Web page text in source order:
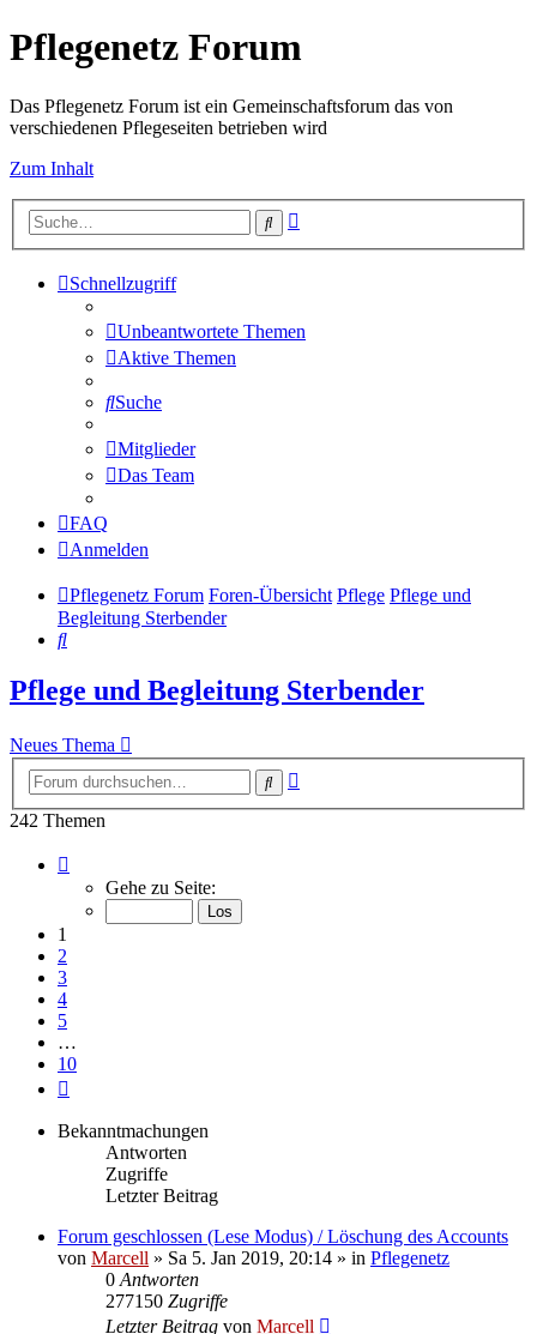
Pflegenetz Forum
Das Pflegenetz Forum ist ein Gemeinschaftsforum das von
verschiedenen Pflegeseiten betrieben wird
Zum Inhalt
Suche
Schnellzugriff
Unbeantwortete Themen
Aktive Themen
Suche
Mitglieder
Das Team
FAQ
Anmelden
Pflegenetz Forum Foren-Übersicht Pflege Pflege und
Begleitung Sterbender
Suche
Pflege und Begleitung Sterbender
Neues Thema
Suche
242 Themen
von
Gehe zu Seite:
1
2
3
4
5
…
10
Bekanntmachungen
Antworten
Zugriffe
Letzter Beitrag
Forum geschlossen (Lese Modus) / Löschung des Accounts
von Marcell » Sa 5. Jan 2019, 20:14 » in Pflegenetz
0 Antworten
277150 Zugriffe
Letzter Beitrag von Marcell